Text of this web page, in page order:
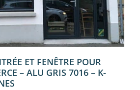
ET FENÊTRE POUR
– ALU GRIS 7016 – K-